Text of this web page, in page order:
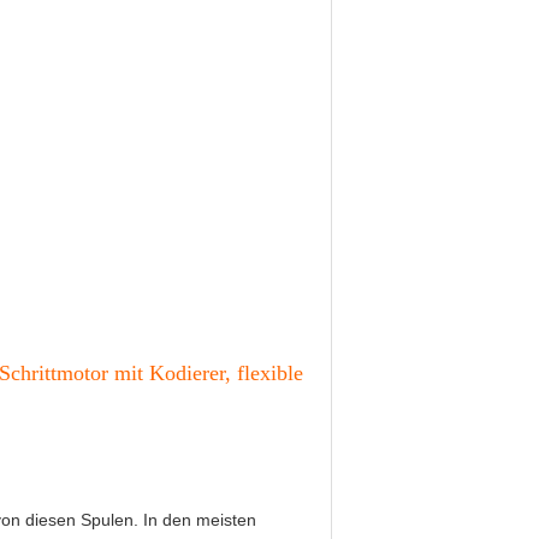
mit Kodierer, flexible
diesen Spulen. In den meisten